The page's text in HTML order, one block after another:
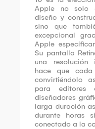
Apple no solo
diseño y
sino que
excepcional
Apple
Su pantalla
una resolución
hace que
convirtiéndolo
para editores
diseñadores
larga duración
durante horas
conectado a la